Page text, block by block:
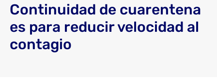
Continuidad de cuarentena
es para reducir velocidad al
contagio